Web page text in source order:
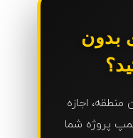
بدون
منطقه، اجازه
پروژه شما